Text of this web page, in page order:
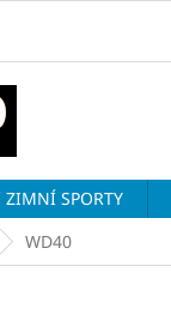
ZIMNÍ SPORTY
WD40